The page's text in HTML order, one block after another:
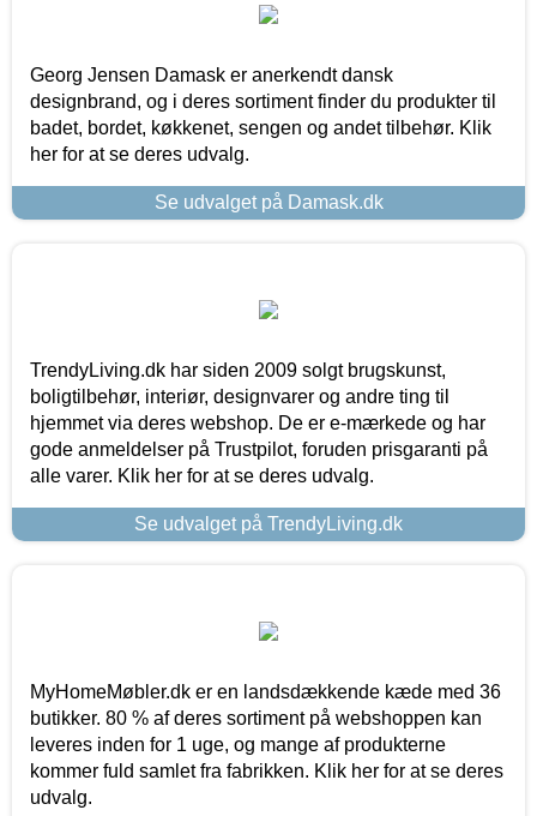
Georg Jensen Damask er anerkendt dansk
designbrand, og i deres sortiment finder du produkter til
badet, bordet, køkkenet, sengen og andet tilbehør. Klik
her for at se deres udvalg.
Se udvalget på Damask.dk
TrendyLiving.dk har siden 2009 solgt brugskunst,
boligtilbehør, interiør, designvarer og andre ting til
hjemmet via deres webshop. De er e-mærkede og har
gode anmeldelser på Trustpilot, foruden prisgaranti på
alle varer. Klik her for at se deres udvalg.
Se udvalget på TrendyLiving.dk
MyHomeMøbler.dk er en landsdækkende kæde med 36
butikker. 80 % af deres sortiment på webshoppen kan
leveres inden for 1 uge, og mange af produkterne
kommer fuld samlet fra fabrikken. Klik her for at se deres
udvalg.